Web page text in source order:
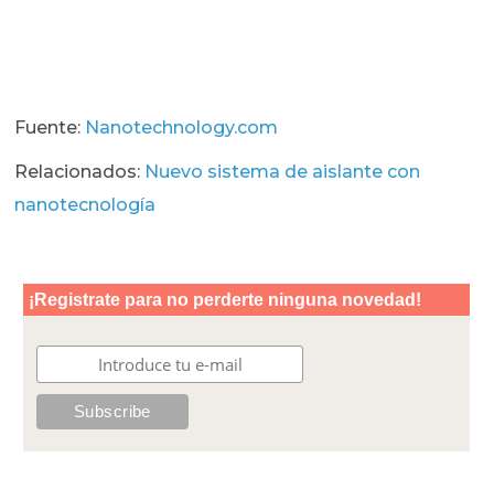
Fuente: Nanotechnology.com
Relacionados: Nuevo sistema de aislante con
nanotecnología